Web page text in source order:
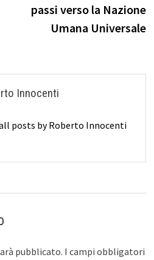
passi verso la Nazione
Umana Universale
Innocenti
posts by Roberto Innocenti
pubblicato. I campi obbligatori